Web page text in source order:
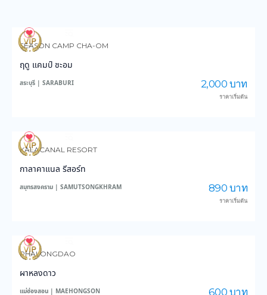
3,584
SEASON CAMP CHA-OM
ฤดู แคมป์ ชะอม
สระบุรี | SARABURI 2,000 บาท
ราคาเริ่มต้น
3,436
KALACANAL RESORT
กาลาคาแนล รีสอร์ท
สมุทรสงคราม | SAMUTSONGKHRAM 890 บาท
ราคาเริ่มต้น
6,321
PHALONGDAO
ผาหลงดาว
แม่ฮ่องสอน | MAEHONGSON 600 บาท